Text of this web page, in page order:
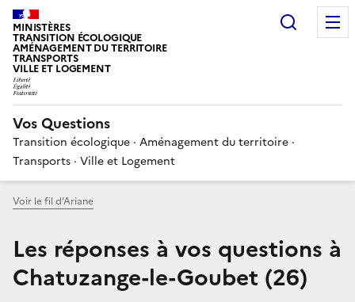
MINISTÈRES
TRANSITION ÉCOLOGIQUE
AMÉNAGEMENT DU TERRITOIRE
TRANSPORTS
VILLE ET LOGEMENT
Vos Questions
Transition écologique · Aménagement du territoire ·
Transports · Ville et Logement
Voir le fil d’Ariane
Les réponses à vos questions à
Chatuzange-le-Goubet (26)